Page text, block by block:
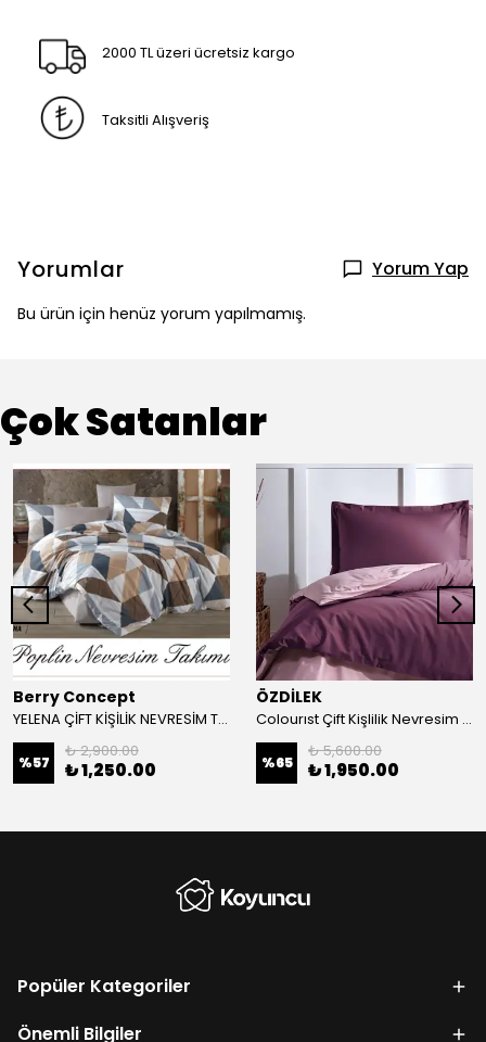
2000 TL üzeri ücretsiz kargo
Taksitli Alışveriş
Yorumlar Yorum Yap
Bu ürün için henüz yorum yapılmamış.
Çok Satanlar
Berry Concept
YELENA ÇİFT KİŞİLİK NEVRESİM TAKIMI
%57
₺ 2,900.00
₺ 1,250.00
ÖZDİLEK
Colourıst Çift Kişlilik Nevresim Takımı-Mürdüm
%65
₺ 5,600.00
₺ 1,950.00
Popüler Kategoriler
Önemli Bilgiler